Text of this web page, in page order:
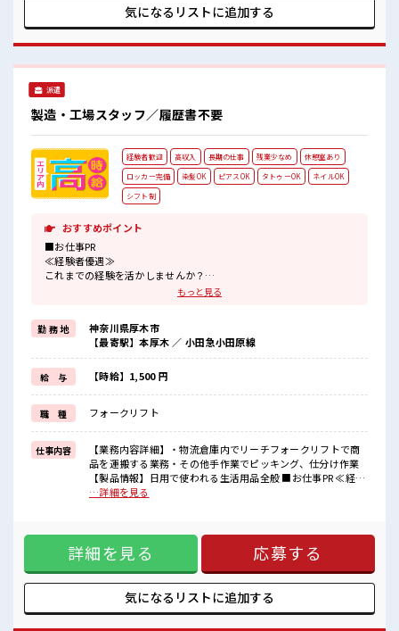
ん！ 応募お待ちしております！ しっかり休める休憩室あり！
事に集中♪
気になるリストに追加する
派遣
製造・工場スタッフ／履歴書不要
経験者歓迎 高収入 長期の仕事 残業少なめ
休憩室あり
ロッカー完備
染髪OK ピアスOK タトゥーOK
ネイルOK
シフト制
おすすめポイント
■お仕事PR
≪経験者優遇≫
これまでの経験を活かしませんか？
≪時間にメリハリを≫
残業はほとんどナシ！
場合によってはお願いすることもあります♪
≪髪色自由で自分らしく働く≫
明るすぎたり奇抜でなければ基本的に自由！
(規定有)≪自分に向いている仕事が探せる≫
困った事などがあれば、
担当がしっかりサポートします！
■職場の雰囲気
派手すぎなければ多少のヘアカラーもOKなのはウレシイPoint☆
仕事の合間の息抜きは休憩室で♪
ロッカーあり！
もっと見る
勤 務 地
神奈川県厚木市
【最寄駅】本厚木 ／ 小田急小田原線
給 与 【時給】1,500 円
職 種 フォークリフト
仕事内容
【業務内容詳細】・物流倉庫内でリーチフォークリフトで商
品を運搬する業務・その他手作業でピッキング、仕分け作業
【製品情報】日用で使われる生活用品全般 ■お仕事PR ≪経験
者優遇≫ これまでの経験を活かしませんか？ ブランクがあっ
することもあります♪ ≪髪色自由で自分らしく働く≫ 明るす
ぎたり奇抜でなければ基本的に自由！ (規定有)≪自分に向い
ている仕事が探せる≫ 困った事などがあれば、 担当がしっか
りサポートします！ ■職場の雰囲気 派手すぎなければ多少の
ヘアカラーもOKなのはウレシイPoint☆ 仕事の合間の息抜き
は休憩室で♪ ロッカーあり！ 安心してお仕事に集中♪ 高収入
…詳細を見る
詳細を見る 応募する
気になるリストに追加する